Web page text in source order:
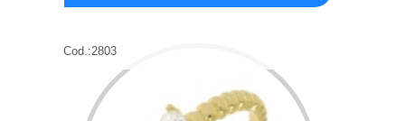
Cod.:2803